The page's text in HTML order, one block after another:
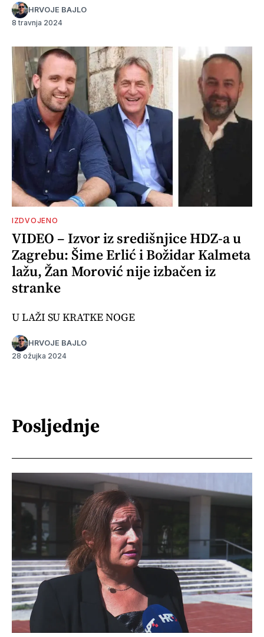
HRVOJE BAJLO
8 travnja 2024
IZDVOJENO
VIDEO – Izvor iz središnjice HDZ-a u
Zagrebu: Šime Erlić i Božidar Kalmeta
lažu, Žan Morović nije izbačen iz
stranke
U LAŽI SU KRATKE NOGE
HRVOJE BAJLO
28 ožujka 2024
Posljednje